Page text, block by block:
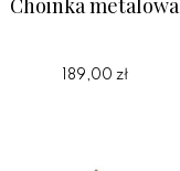
Choinka metalowa
189,00 zł